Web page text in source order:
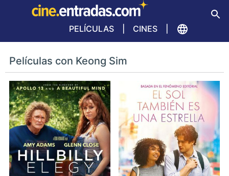
PELÍCULAS CINES
Películas con Keong Sim